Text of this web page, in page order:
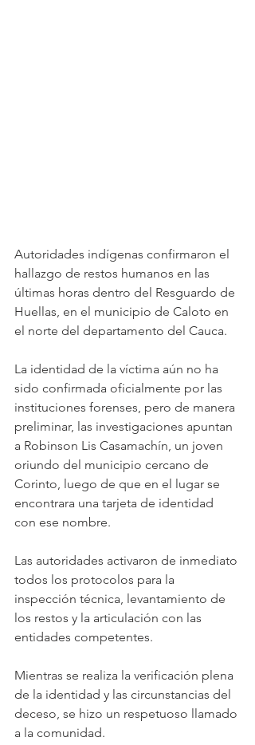
Autoridades indígenas confirmaron el
hallazgo de restos humanos en las
últimas horas dentro del Resguardo de
Huellas, en el municipio de Caloto en
el norte del departamento del Cauca.
La identidad de la víctima aún no ha
sido confirmada oficialmente por las
instituciones forenses, pero de manera
preliminar, las investigaciones apuntan
a Robinson Lis Casamachín, un joven
oriundo del municipio cercano de
Corinto, luego de que en el lugar se
encontrara una tarjeta de identidad
con ese nombre.
Las autoridades activaron de inmediato
todos los protocolos para la
inspección técnica, levantamiento de
los restos y la articulación con las
entidades competentes.
Mientras se realiza la verificación plena
de la identidad y las circunstancias del
deceso, se hizo un respetuoso llamado
a la comunidad.